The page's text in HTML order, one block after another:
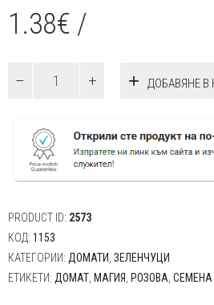
1.38€ /
магия
ДОБАВЯНЕ В
PRODUCT ID: 2573
КОД: 1153
КАТЕГОРИИ: ДОМАТИ ЗЕЛЕНЧУЦИ
ЕТИКЕТИ: ДОМАТ МАГИЯ РОЗОВА СЕМЕНА